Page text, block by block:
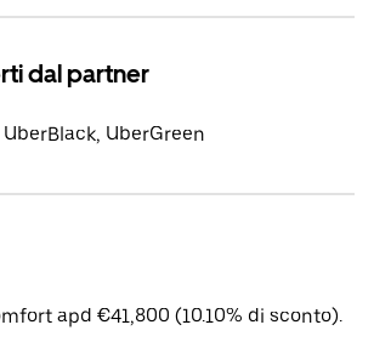
dal partner
UberGreen
apd €41,800 (10.10% di sconto).